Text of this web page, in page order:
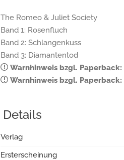
The Romeo & Juliet Society
Band 1: Rosenfluch
Band 2: Schlangenkuss
Band 3: Diamantentod
Warnhinweis bzgl. Paperback:
Warnhinweis bzgl. Paperback:
Details
Verlag
Ersterscheinung